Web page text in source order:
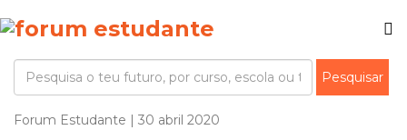
Forum Estudante | 30 abril 2020